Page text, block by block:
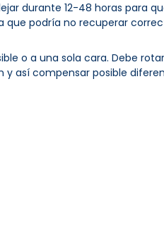
durante 12-48 horas para
que podría no recuperar
o a una sola cara. Debe
así compensar posible